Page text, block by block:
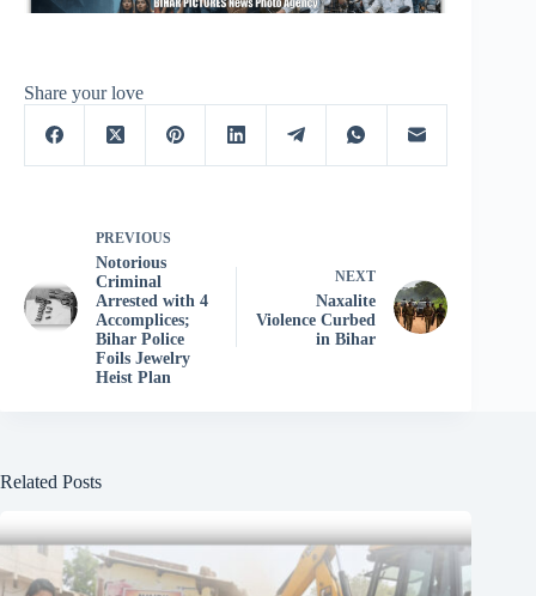
Share your love
PREVIOUS
Notorious
Criminal
Arrested with 4
Accomplices;
Bihar Police
Foils Jewelry
Heist Plan
NEXT
Naxalite
Violence Curbed
in Bihar
Related Posts